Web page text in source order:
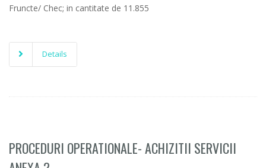
Fruncte/ Chec; in cantitate de 11.855
Details
PROCEDURI OPERATIONALE- ACHIZITII SERVICII